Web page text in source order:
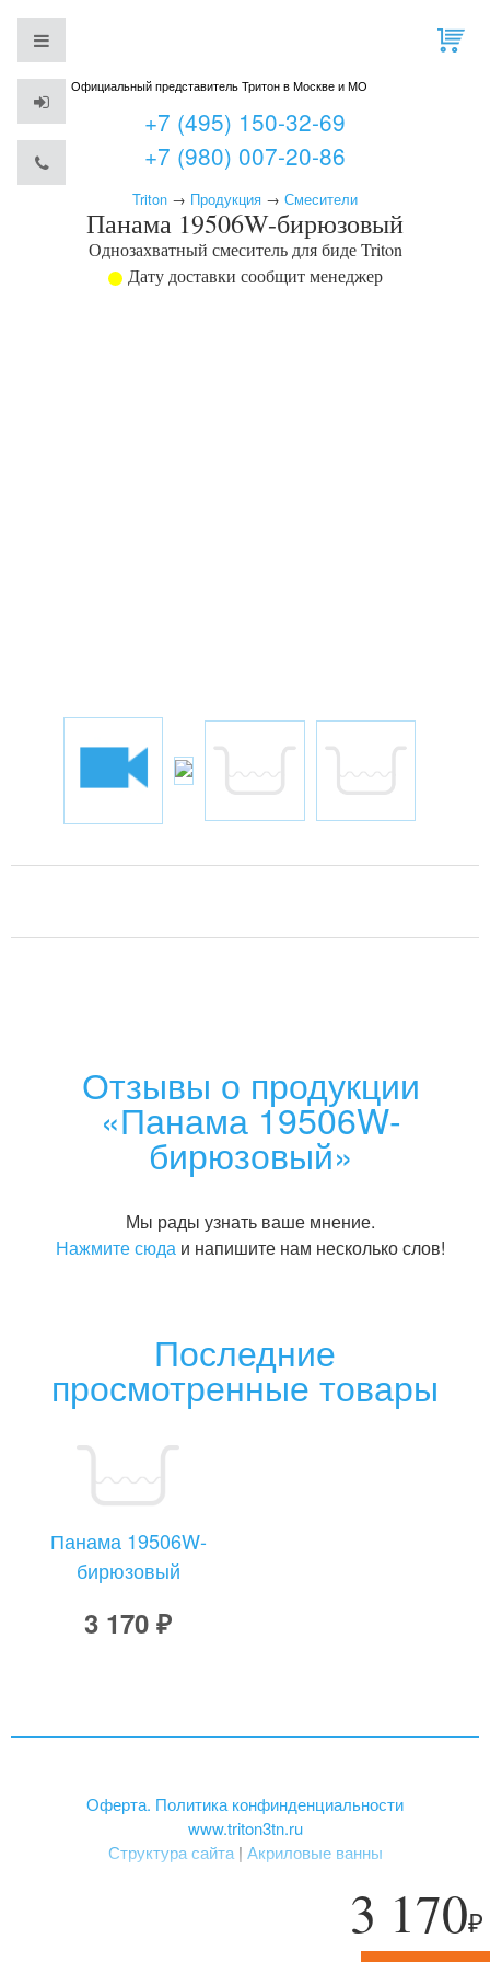
Официальный представитель Тритон в Москве и МО
+7 (495) 150-32-69
+7 (980) 007-20-86
Triton → Продукция → Смесители
Панама 19506W-бирюзовый
Однозахватный смеситель для бидеTriton
Дату доставки сообщит менеджер
3 170₽
Отзывы о продукции
«Панама 19506W-
бирюзовый»
Мы рады узнать ваше мнение.
Нажмите сюда и напишите нам несколько слов!
Последние
просмотренные товары
Панама 19506W-
бирюзовый
3 170 ₽
Оферта. Политика конфинденциальности
www.triton3tn.ru
Структура сайта| Акриловые ванны
«ТРИТОН», зарегистрированная торговая марка.